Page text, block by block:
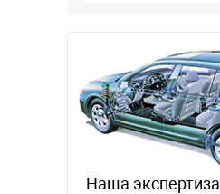
Наша экспертиза